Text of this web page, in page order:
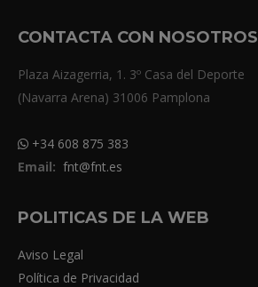
CONTACTA CON NOSOTROS
Plaza Aizagerria, 1. 3º Casa del Deporte
(Navarra Arena) 31006 Pamplona
+34 608 875 383
Email: fnt@fnt.es
POLITICAS DE LA WEB
Aviso Legal
Política de Privacidad